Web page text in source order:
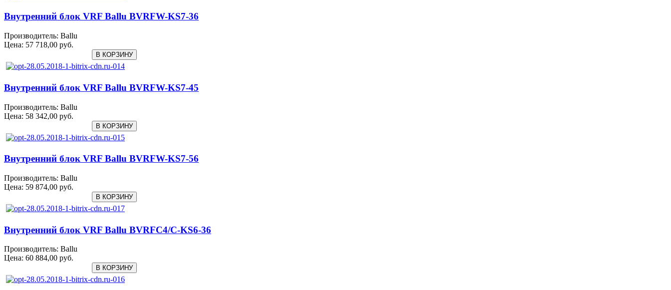
Внутренний блок VRF Ballu BVRFW-KS7-36
Производитель: Ballu
Цена: 57 718,00 руб.
Внутренний блок VRF Ballu BVRFW-KS7-45
Производитель: Ballu
Цена: 58 342,00 руб.
Внутренний блок VRF Ballu BVRFW-KS7-56
Производитель: Ballu
Цена: 59 874,00 руб.
Внутренний блок VRF Ballu BVRFC4/C-KS6-36
Производитель: Ballu
Цена: 60 884,00 руб.